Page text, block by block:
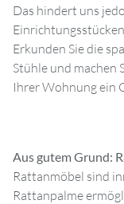
Das hindert uns
Erkunden Sie die
Stühle und machen
Ihrer Wohnung ein
Aus gutem Grund:
Rattanmöbel sind
Rattanpalme